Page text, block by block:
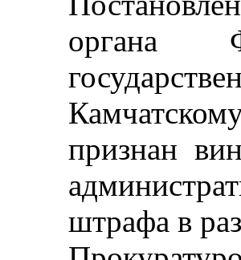
органа
признан
штрафа в